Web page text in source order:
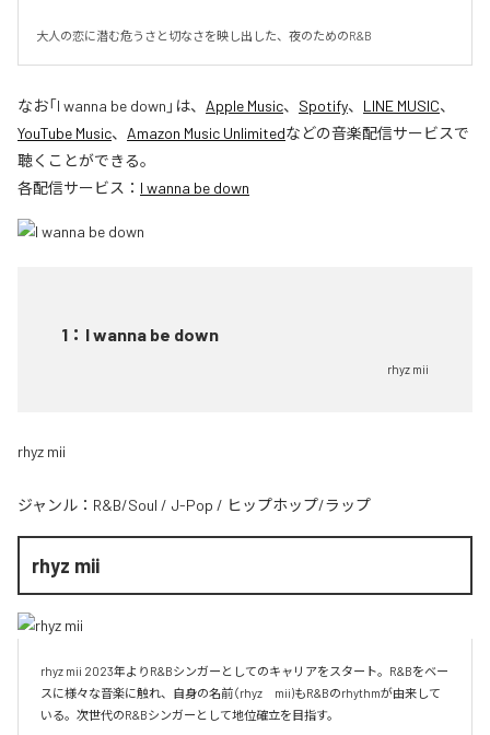
大人の恋に潜む危うさと切なさを映し出した、夜のためのR&B
なお「I wanna be down 」は、 Apple Music、 Spotify、 LINE MUSIC、
YouTube Music、 Amazon Music Unlimitedなどの音楽配信サービスで
聴くことができる。
各配信サービス： I wanna be down
1 ： I wanna be down
rhyz mii
rhyz mii
ジャンル： R&B/Soul / J-Pop / ヒップホップ/ラップ
rhyz mii
rhyz mii 2023年よりR&Bシンガーとしてのキャリアをスタート。R&Bをベー
スに様々な音楽に触れ、自身の名前（rhyz　mii)もR&Bのrhythmが由来して
いる。次世代のR&Bシンガーとして地位確立を目指す。